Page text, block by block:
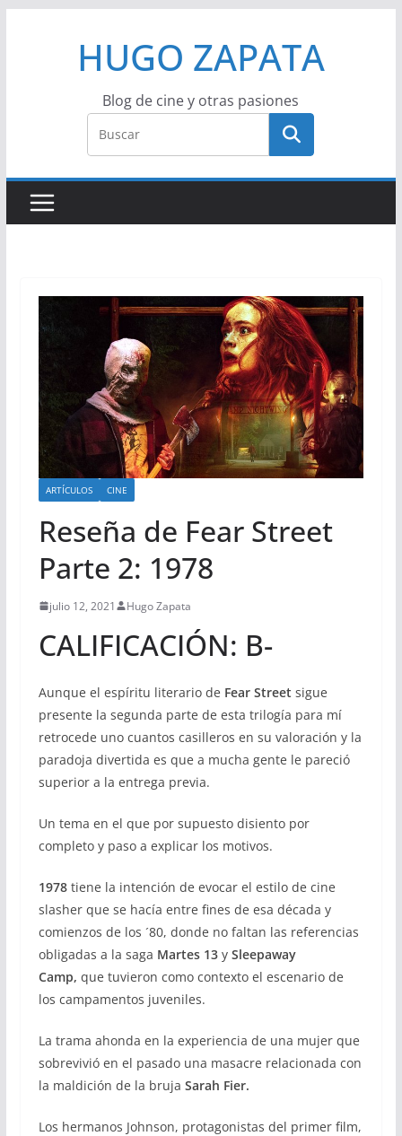
HUGO ZAPATA
Blog de cine y otras pasiones
ARTÍCULOS CINE
Reseña de Fear Street
Parte 2: 1978
julio 12, 2021 Hugo Zapata
CALIFICACIÓN: B-
Aunque el espíritu literario de Fear Street sigue
presente la segunda parte de esta trilogía para mí
retrocede uno cuantos casilleros en su valoración y la
paradoja divertida es que a mucha gente le pareció
superior a la entrega previa.
Un tema en el que por supuesto disiento por
completo y paso a explicar los motivos.
1978tiene la intención de evocar el estilo de cine
slasher que se hacía entre fines de esa década y
comienzos de los ´80, donde no faltan las referencias
obligadas a la saga Martes 13y Sleepaway
Camp, que tuvieron como contexto el escenario de
los campamentos juveniles.
La trama ahonda en la experiencia de una mujer que
sobrevivió en el pasado una masacre relacionada con
la maldición de la bruja Sarah Fier.
Los hermanos Johnson, protagonistas del primer film,